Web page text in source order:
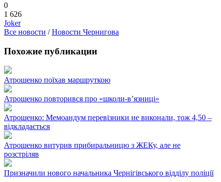
0
1 626
Joker
Все новости /Новости Чернигова
Похожие публикации
Атрошенко поїхав маршруткою
Атрошенко повторився про «школи-в’язниці»
Атрошенко: Мемоандум перевізники не виконали, тож 4,50 –
відкладається
Атрошенко витурив прибиральницю з ЖЕКу, але не
розстріляв
Призначили нового начальника Чернігівського відділу поліції